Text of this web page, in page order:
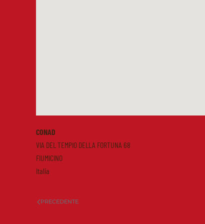
CONAD
VIA DEL TEMPIO DELLA FORTUNA 68
FIUMICINO
Italia
PRECEDENTE